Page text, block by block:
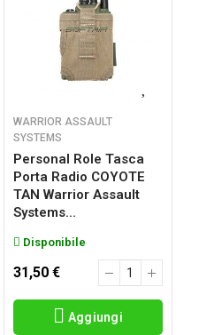
WARRIOR ASSAULT
SYSTEMS
Personal Role Tasca
Porta Radio COYOTE
TAN Warrior Assault
Systems...
Disponibile
31,50 €
Aggiungi